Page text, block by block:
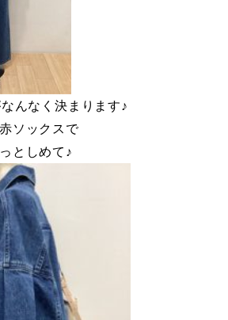
んなく決まります♪
ソックスで
としめて♪